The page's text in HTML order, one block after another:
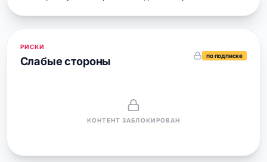
РИСКИ
Слабые стороны по подписке
КОНТЕНТ ЗАБЛОКИРОВАН